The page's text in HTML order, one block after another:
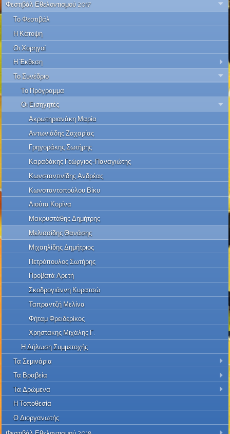
Φεστιβάλ Εθελοντισμού 2017
Το Φεστιβάλ
Η Κάτοψη
Οι Χορηγοί
Η Έκθεση
Το Συνέδριο
Το Πρόγραμμα
Οι Εισηγητές
Ακρωτηριανάκη Μαρία
Αντωνιάδης Ζαχαρίας
Γρηγοράκης Σωτήρης
Καραδάκης Γεώργιος-Παναγιώτης
Κωνσταντινίδης Ανδρέας
Κωνσταντοπούλου Βίκυ
Λιούτα Κορίνα
Μακρυστάθης Δημήτρης
Μελισσίδης Θανάσης
Μιχαηλίδης Δημήτριος
Πετρόπουλος Σωτήρης
Προβατά Αρετή
Σκοδρογιάννη Κυρατσώ
Ταπραντζή Μελίνα
Φήταμ Φρειδερίκος
Χρηστάκης Μιχάλης Γ.
Η Δήλωση Συμμετοχής
Τα Σεμινάρια
Τα Βραβεία
Τα Δρώμενα
Η Τοποθεσία
Ο Διοργανωτής